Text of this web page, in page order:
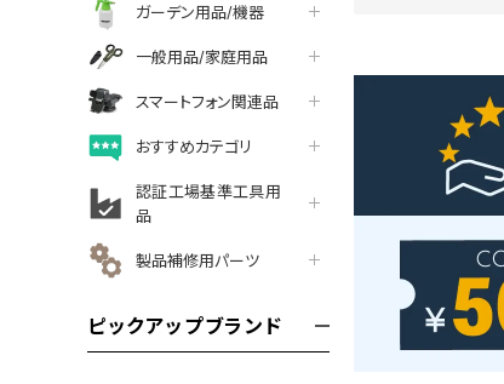
ガーデン用品/機器
一般用品/家庭用品
スマートフォン関連品
おすすめカテゴリ
認証工場基準工具用
品
製品補修用パーツ
ピックアップブランド